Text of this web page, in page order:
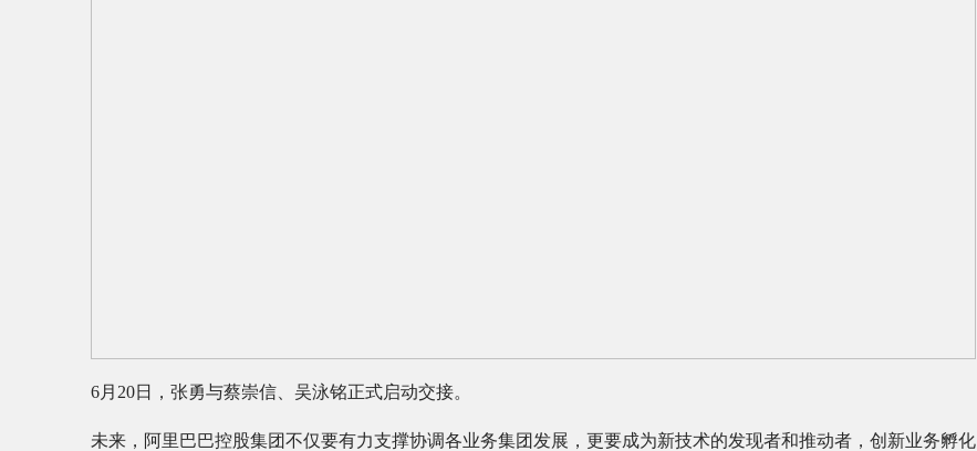
6月20日，张勇与蔡崇信、吴泳铭正式启动交接。
未来，阿里巴巴控股集团不仅要有力支撑协调各业务集团发展，更要成为新技术的发现者和推动者，创新业务孵化